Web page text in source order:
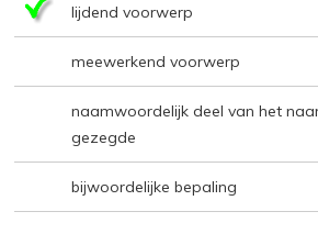
lijdend voorwerp
meewerkend voorwerp
naamwoordelijk deel van het
gezegde
bijwoordelijke bepaling